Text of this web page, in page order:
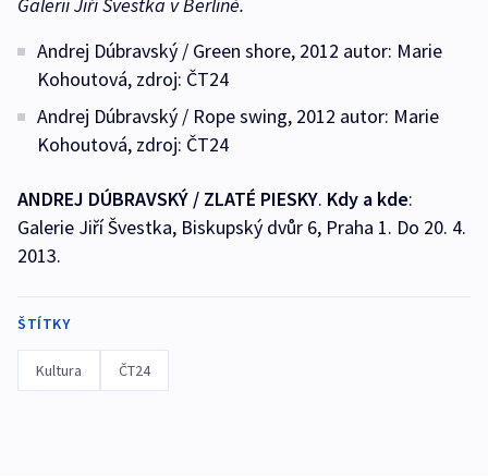
Galerii Jiří Švestka v Berlíně.
Andrej Dúbravský / Green shore, 2012 autor: Marie
Kohoutová, zdroj: ČT24
Andrej Dúbravský / Rope swing, 2012 autor: Marie
Kohoutová, zdroj: ČT24
ANDREJ DÚBRAVSKÝ / ZLATÉ PIESKY. Kdy a kde:
Galerie Jiří Švestka, Biskupský dvůr 6, Praha 1. Do 20. 4.
2013.
ŠTÍTKY
Kultura ČT24